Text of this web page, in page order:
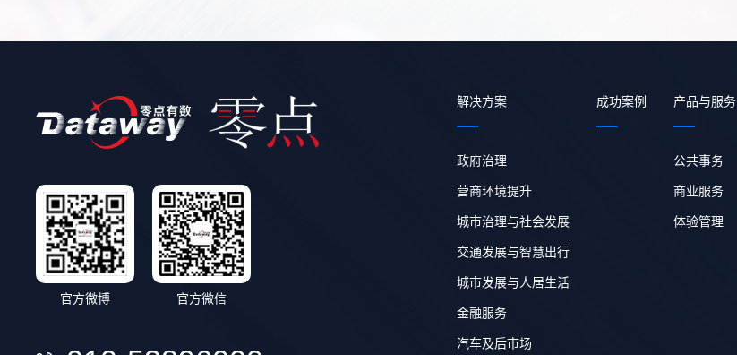
官方微博 官方微信
解决方案
政府治理
营商环境提升
城市治理与社会发展
交通发展与智慧出行
城市发展与人居生活
金融服务
汽车及后市场
成功案例 产品与服务
公共事务
商业服务
体验管理